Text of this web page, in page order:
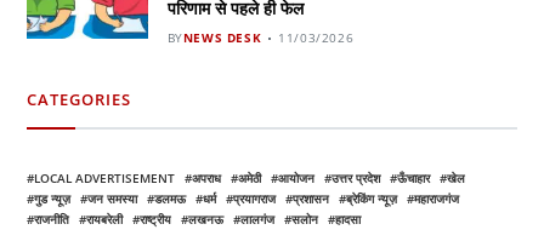
परिणाम से पहले ही फेल
BYNEWS DESK 11/03/2026
CATEGORIES
LOCAL ADVERTISEMENT अपराध अमेठी आयोजन उत्तर प्रदेश ऊँचाहार
खेल
गुड न्यूज़
जन समस्या डलमऊ धर्म प्रयागराज प्रशासन ब्रेकिंग न्यूज़
महाराजगंज
राजनीति
रायबरेली राष्ट्रीय लखनऊ लालगंज सलोन हादसा